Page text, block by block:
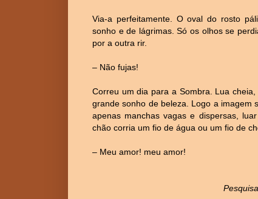
Via-a perfeitamente. O oval do rosto
sonho e de lágrimas. Só os olhos se
por a outra rir.
– Não fujas!
Correu um dia para a Sombra. Lua
grande sonho de beleza. Logo a imagem
apenas manchas vagas e dispersas,
chão corria um fio de água ou um fio de
– Meu amor! meu amor!